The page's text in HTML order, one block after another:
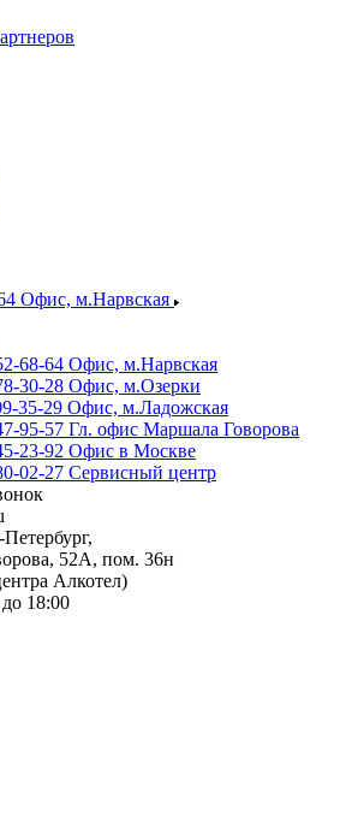
Офис, м.Нарвская
68-64 Офис, м.Нарвская
30-28 Офис, м.Озерки
35-29 Офис, м.Ладожская
95-57 Гл. офис Маршала Говорова
23-92 Офис в Москве
02-27 Сервисный центр
52А, пом. 36н
Алкотел)
18:00